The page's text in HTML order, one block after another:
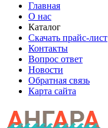
Главная
О нас
Каталог
Скачать прайс-лист
Контакты
Вопрос ответ
Новости
Обратная связь
Карта сайта